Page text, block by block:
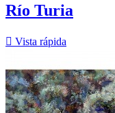
Río Turia
 Vista rápida